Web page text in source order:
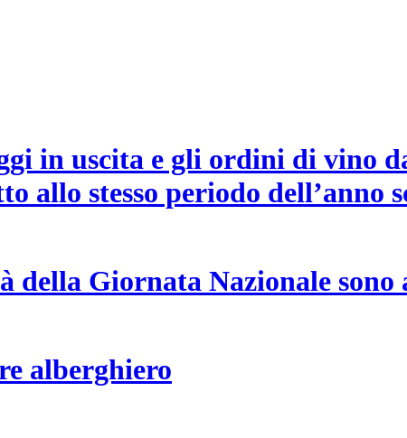
in uscita e gli ordini di vino
allo stesso periodo dell’anno
della Giornata Nazionale
alberghiero